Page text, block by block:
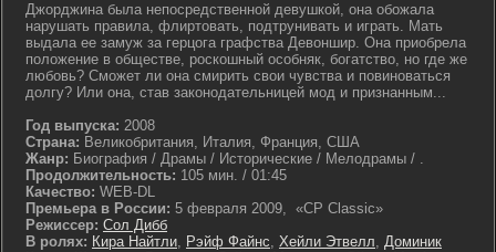
Джорджина была непосредственной девушкой, она обожала
нарушать правила, флиртовать, подтрунивать и играть. Мать
выдала ее замуж за герцога графства Девоншир. Она приобрела
положение в обществе, роскошный особняк, богатство, но где же
любовь? Сможет ли она смирить свои чувства и повиноваться
долгу? Или она, став законодательницей мод и признанным...
Год выпуска: 2008
Страна: Великобритания, Италия, Франция, США
Жанр: Биография / Драмы / Исторические / Мелодрамы / .
Продолжительность: 105 мин. / 01:45
Качество: WEB-DL
Премьера в России: 5 февраля 2009, «CP Classic»
Режиссер: Сол Дибб
В ролях: Кира Найтли, Рэйф Файнс, Хейли Этвелл, Доминик